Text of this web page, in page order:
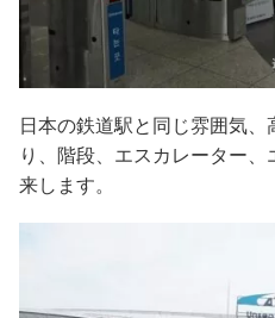
日本の鉄道駅と同じ雰囲気
り、階段、エスカレーター
来します。